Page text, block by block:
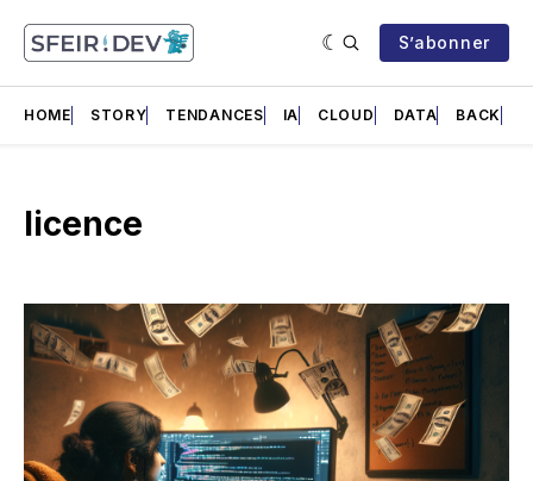
S’abonner
HOME STORY TENDANCES IA CLOUD DATA BACK
licence